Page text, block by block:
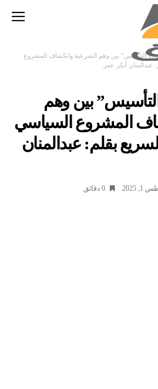
التأسيس” بين وهم الشرعية وانكشاف المشروع
عبدالمنان أبكر عمر
بين وهم
المشروع السياسي
بقلم: عبدالمنان
2025 0 ‫دقائق‬